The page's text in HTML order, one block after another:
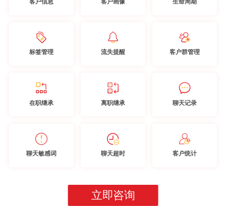
标签管理 流失提醒 客户群管理
在职继承 离职继承 聊天记录
聊天敏感词 聊天超时 客户统计
立即咨询